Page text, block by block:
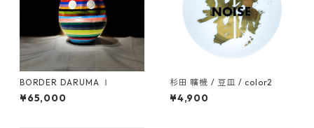
BORDER DARUMA Ⅰ
¥65,000
杉田 曠機 / 豆皿 / color2
¥4,900